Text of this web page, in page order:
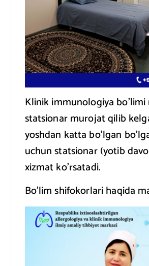
Klinik immunologiya
statsionar murojat qilib
yoshdan katta bo’lgan
uchun statsionar (yotib
xizmat ko’rsatadi.
Bo’lim shifokorlari haqida